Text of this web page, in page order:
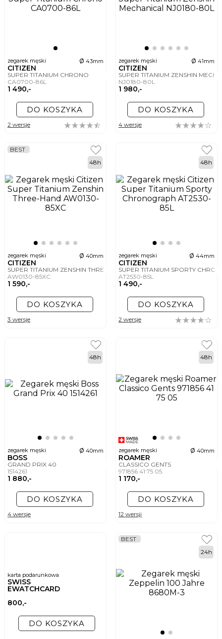
zegarek męski ø 43mm
CITIZEN
SUPER TITANIUM CHRONO
CA0700-86L
1 490,-
DO KOSZYKA
2 wersje
zegarek męski ø 41mm
CITIZEN
SUPER TITANIUM ZENSHIN
NJ0180-80L
1 980,-
DO KOSZYKA
4 wersje
zegarek męski ø 40mm
CITIZEN
SUPER TITANIUM ZENSHIN THREE-HAND
AW0130-85XC
1 590,-
BEST
48h
DO KOSZYKA
3 wersje
zegarek męski ø 44mm
CITIZEN
SUPER TITANIUM SPORTY
AT2530-85L
1 490,-
48h
DO KOSZYKA
2 wersje
zegarek męski ø 40mm
BOSS
GRAND PRIX 40
1514261
1 880,-
48h
DO KOSZYKA
4 wersje
zegarek męski ø 40mm
ROAMER
CLASSICO GENTS
971856 41 75 05
1 170,-
48h
DO KOSZYKA
12 wersji
karta podarunkowa
SWISS
EWATCHCARD
800,-
DO KOSZYKA
BEST
24h